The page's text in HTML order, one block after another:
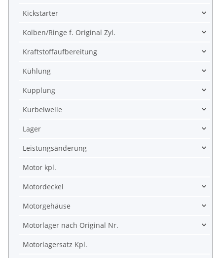
Kickstarter
Kolben/Ringe f. Original Zyl.
Kraftstoffaufbereitung
Kühlung
Kupplung
Kurbelwelle
Lager
Leistungsänderung
Motor kpl.
Motordeckel
Motorgehäuse
Motorlager nach Original Nr.
Motorlagersatz Kpl.